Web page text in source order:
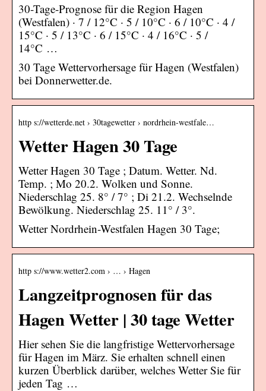
30-Tage-Prognose für die Region Hagen
(Westfalen) · 7 / 12°C · 5 / 10°C · 6 / 10°C · 4 /
15°C · 5 / 13°C · 6 / 15°C · 4 / 16°C · 5 /
14°C …
30 Tage Wettervorhersage für Hagen (Westfalen)
bei Donnerwetter.de.
http s://wetterde.net › 30tagewetter › nordrhein-westfale…
Wetter Hagen 30 Tage
Wetter Hagen 30 Tage ; Datum. Wetter. Nd.
Temp. ; Mo 20.2. Wolken und Sonne.
Niederschlag 25. 8° / 7° ; Di 21.2. Wechselnde
Bewölkung. Niederschlag 25. 11° / 3°.
Wetter Nordrhein-Westfalen Hagen 30 Tage;
http s://www.wetter2.com › … › Hagen
Langzeitprognosen für das
Hagen Wetter | 30 tage Wetter
Hier sehen Sie die langfristige Wettervorhersage
für Hagen im März. Sie erhalten schnell einen
kurzen Überblick darüber, welches Wetter Sie für
jeden Tag …